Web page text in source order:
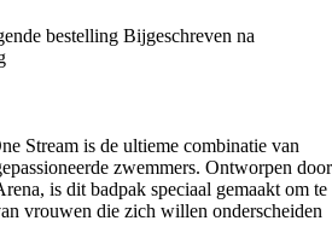
bestelling Bijgeschreven na
Stream is de ultieme combinatie van
zwemmers. Ontworpen door
is dit badpak speciaal gemaakt om te
vrouwen die zich willen onderscheiden